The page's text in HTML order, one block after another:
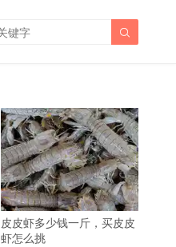

皮皮虾多少钱一斤，买皮皮
虾怎么挑